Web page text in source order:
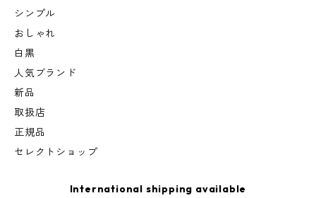
シンプル
おしゃれ
白黒
人気ブランド
新品
取扱店
正規品
セレクトショップ
International shipping available